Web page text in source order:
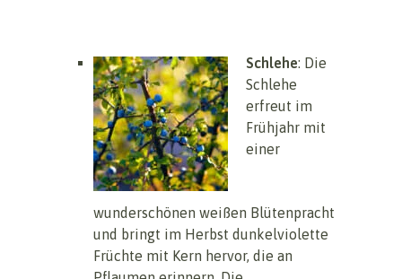
Schlehe: Die
Schlehe
erfreut im
Frühjahr mit
einer
wunderschönen weißen Blütenpracht
und bringt im Herbst dunkelviolette
Früchte mit Kern hervor, die an